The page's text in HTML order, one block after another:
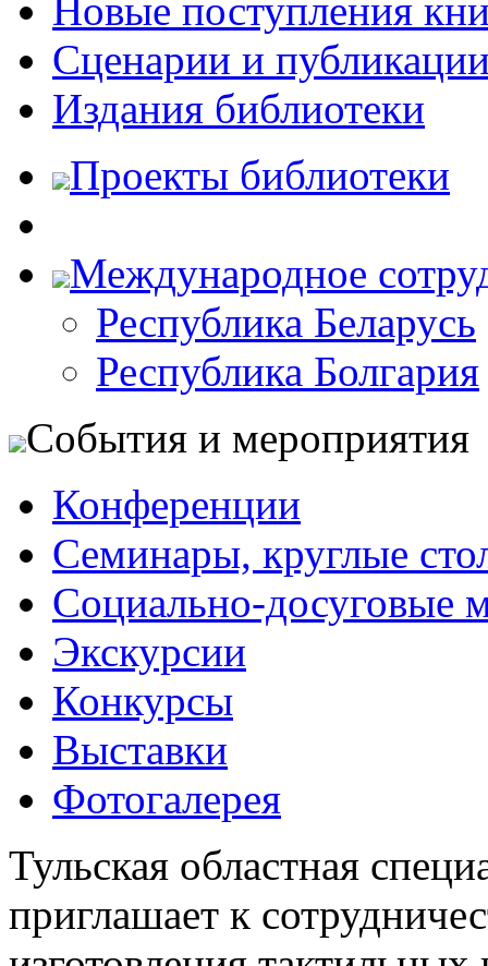
Новые поступления
Сценарии и
Издания библиотеки
Проекты библиотеки
Международное
Республика Беларусь
Республика Болгария
События и мероприятия
Конференции
Семинары, круглые
Социально-досуговые
Экскурсии
Конкурсы
Выставки
Фотогалерея
Тульская областная
приглашает к